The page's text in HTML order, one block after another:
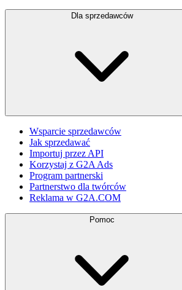
Dla sprzedawców
Wsparcie sprzedawców
Jak sprzedawać
Importuj przez API
Korzystaj z G2A Ads
Program partnerski
Partnerstwo dla twórców
Reklama w G2A.COM
Pomoc